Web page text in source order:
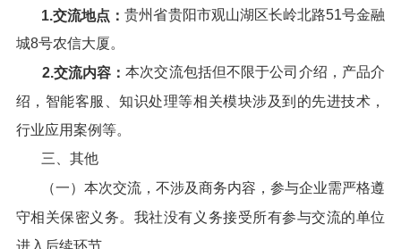
1 .交流地点：贵州省贵阳市观山湖区长岭北路51号金融
城8号农信大厦。
2.交流内容：本次交流包括但不限于公司介绍，产品介
绍，智能客服、知识处理等相关模块涉及到的先进技术，
行业应用案例等。
三、其他
（一）本次交流，不涉及商务内容，参与企业需严格遵
守相关保密义务。我社没有义务接受所有参与交流的单位
进入后续环节。